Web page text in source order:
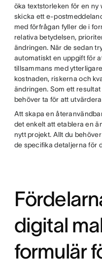
öka textstorleken för en ny
skicka ett e-
med förfrågan fyller de i
relativa betydelsen,
ändringen. När de sedan
automatiskt en uppgift för
tillsammans med
kostnaden, riskerna och
ändringen. Som ett
behöver ta för att
Att skapa en
det enkelt att etablera en
nytt projekt. Allt du
de specifika detaljerna för
digital
formulär